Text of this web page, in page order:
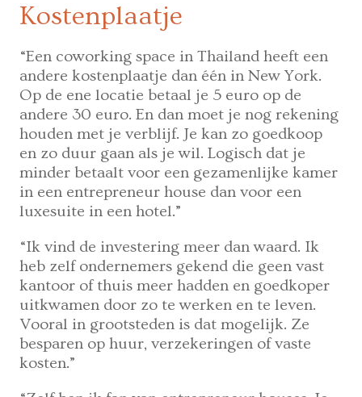
Kostenplaatje
“Een coworking space in Thailand heeft een
andere kostenplaatje dan één in New York.
Op de ene locatie betaal je 5 euro op de
andere 30 euro. En dan moet je nog rekening
houden met je verblijf. Je kan zo goedkoop
en zo duur gaan als je wil. Logisch dat je
minder betaalt voor een gezamenlijke kamer
in een entrepreneur house dan voor een
luxesuite in een hotel.”
“Ik vind de investering meer dan waard. Ik
heb zelf ondernemers gekend die geen vast
kantoor of thuis meer hadden en goedkoper
uitkwamen door zo te werken en te leven.
Vooral in grootsteden is dat mogelijk. Ze
besparen op huur, verzekeringen of vaste
kosten.”